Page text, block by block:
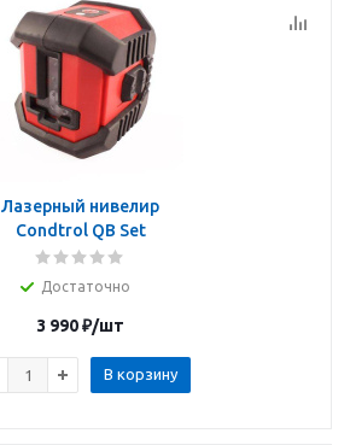
Лазерный нивелир
Condtrol QB Set
Достаточно
3 990₽/шт
В корзину